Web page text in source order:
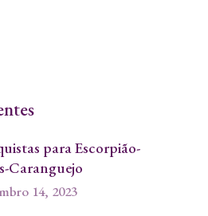
para Escorpião-
Caranguejo
14, 2023